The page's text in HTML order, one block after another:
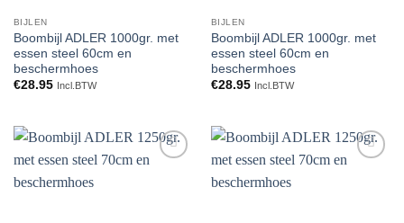
BIJLEN
Boombijl ADLER 1000gr. met
essen steel 60cm en
beschermhoes
€28.95 Incl.BTW
BIJLEN
Boombijl ADLER 1000gr. met
essen steel 60cm en
beschermhoes
€28.95 Incl.BTW